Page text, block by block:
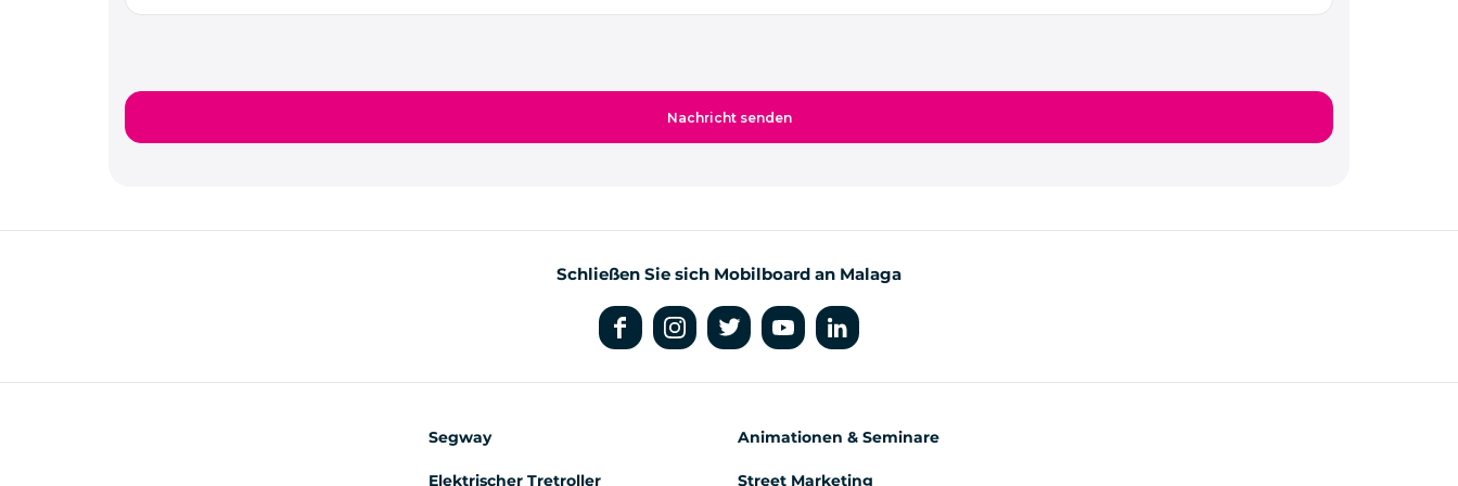
Schließen Sie sich Mobilboard an Malaga
Segway
Elektrischer Tretroller
Animationen & Seminare
Street Marketing